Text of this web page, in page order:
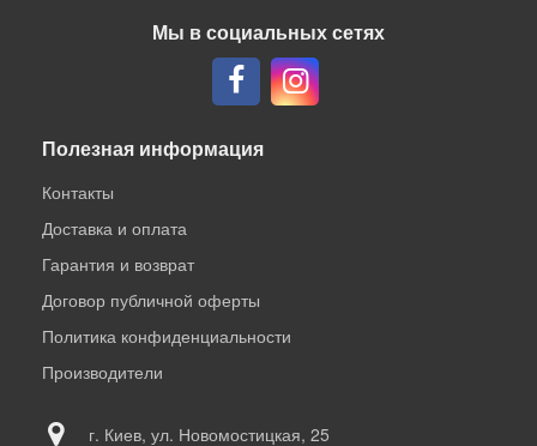
Мы в социальных сетях
Полезная информация
Контакты
Доставка и оплата
Гарантия и возврат
Договор публичной оферты
Политика конфиденциальности
Производители
г. Киев, ул. Новомостицкая, 25